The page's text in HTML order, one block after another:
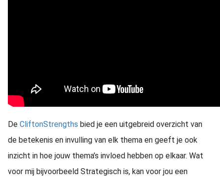
De CliftonStrengths bied je een uitgebreid overzicht van
de betekenis en invulling van elk thema en geeft je ook
inzicht in hoe jouw thema’s invloed hebben op elkaar. Wat
voor mij bijvoorbeeld Strategisch is, kan voor jou een